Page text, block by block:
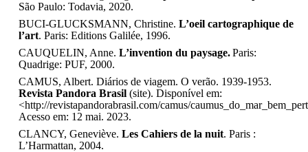
São Paulo: Todavia, 2020.
BUCI-GLUCKSMANN, Christine. L’oeil cartographique de
l’art. Paris: Editions Galilée, 1996.
CAUQUELIN, Anne. L’invention du paysage.Paris:
Quadrige: PUF, 2000.
CAMUS, Albert. Diários de viagem. O verão. 1939-1953.
Revista Pandora Brasil(site). Disponível em:
<http://revistapandorabrasil.com/camus/
Acesso em: 12 mai. 2023.
CLANCY, Geneviève. Les Cahiers de la nuit. Paris :
L’Harmattan, 2004.